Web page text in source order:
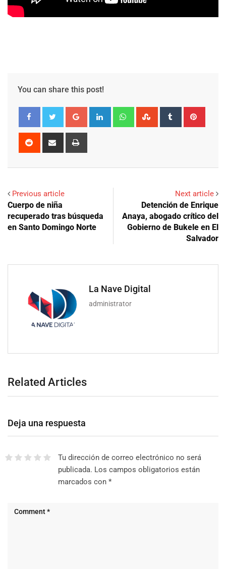
You can share this post!
Google+ LinkedIn WhatsappStumbleUpon
Tumblr
Reddit
Share
Previous article
Cuerpo de niña
recuperado tras búsqueda
en Santo Domingo Norte
Next article
Detención de Enrique
Anaya, abogado crítico del
Gobierno de Bukele en El
Salvador
La Nave Digital
administrator
Related Articles
Deja una respuesta
Tu dirección de correo electrónico no será
publicada. Los campos obligatorios están
marcados con *